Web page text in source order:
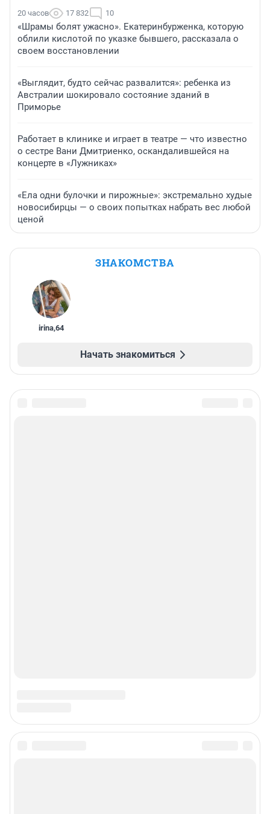
20 часов 17 832 10
«Шрамы болят ужасно». Екатеринбурженка, которую
облили кислотой по указке бывшего, рассказала о
своем восстановлении
«Выглядит, будто сейчас развалится»: ребенка из
Австралии шокировало состояние зданий в
Приморье
Работает в клинике и играет в театре — что известно
о сестре Вани Дмитриенко, оскандалившейся на
концерте в «Лужниках»
«Ела одни булочки и пирожные»: экстремально худые
новосибирцы — о своих попытках набрать вес любой
ценой
ЗНАКОМСТВА
irina,64
Начать знакомиться